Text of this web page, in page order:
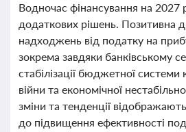
Водночас фінансування на 2027
додаткових рішень. Позитивна
надходжень від податку на
зокрема завдяки банківському
стабілізації бюджетної системи
війни та економічної
зміни та тенденції
до підвищення ефективності